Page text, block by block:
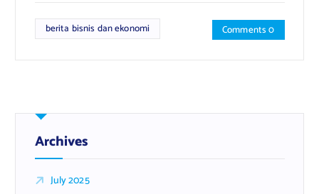
berita bisnis dan ekonomi Comments 0
Archives
July 2025